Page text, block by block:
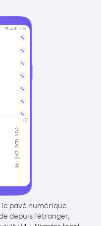
pavé numérique
depuis l'étranger,